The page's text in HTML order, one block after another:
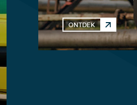
ONTDEK